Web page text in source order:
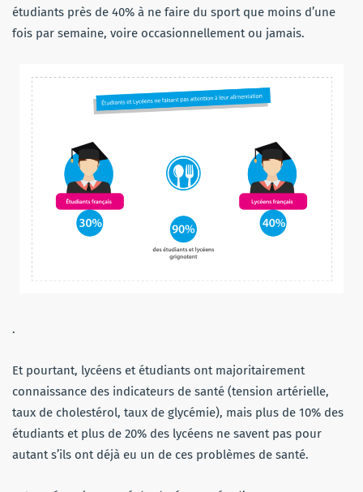
étudiants près de 40% à ne faire du sport que moins d’une
fois par semaine, voire occasionnellement ou jamais.
.
Et pourtant, lycéens et étudiants ont majoritairement
connaissance des indicateurs de santé (tension artérielle,
taux de cholestérol, taux de glycémie), mais plus de 10% des
étudiants et plus de 20% des lycéens ne savent pas pour
autant s’ils ont déjà eu un de ces problèmes de santé.